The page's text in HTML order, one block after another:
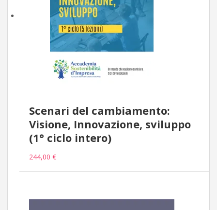
Scenari del cambiamento:
Visione, Innovazione, sviluppo
(1° ciclo intero)
244,00 €